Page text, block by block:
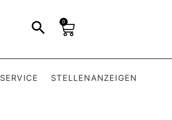
0
SERVICE STELLENANZEIGEN